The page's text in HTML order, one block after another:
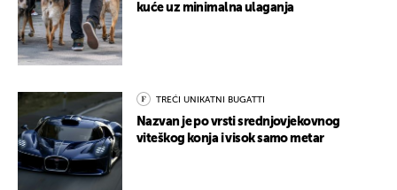
kuće uz minimalna ulaganja
TREĆI UNIKATNI BUGATTI
Nazvan je po vrsti srednjovjekovnog
viteškog konja i visok samo metar